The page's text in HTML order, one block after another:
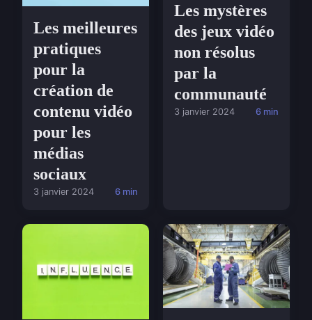
Les meilleures
pratiques
pour la
création de
contenu vidéo
pour les
médias
sociaux
3 janvier 2024 6 min
Les mystères
des jeux vidéo
non résolus
par la
communauté
3 janvier 2024 6 min